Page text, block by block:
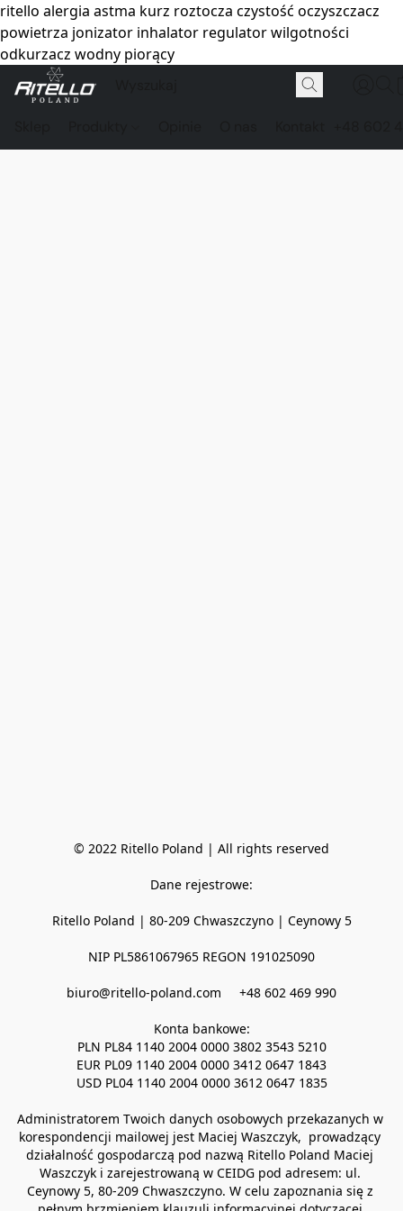
ritello alergia astma kurz roztocza czystość oczyszczacz
powietrza jonizator inhalator regulator wilgotności
odkurzacz wodny piorący
© 2022 Ritello Poland | All rights reserved
Dane rejestrowe:
Ritello Poland | 80-209 Chwaszczyno | Ceynowy 5
NIP PL5861067965 REGON 191025090
biuro@ritello-poland.com     +48 602 469 990
Konta bankowe:
PLN PL84 1140 2004 0000 3802 3543 5210
EUR PL09 1140 2004 0000 3412 0647 1843
USD PL04 1140 2004 0000 3612 0647 1835
Administratorem Twoich danych osobowych przekazanych w
korespondencji mailowej jest Maciej Waszczyk,  prowadzący
działalność gospodarczą pod nazwą Ritello Poland Maciej
Waszczyk i zarejestrowaną w CEIDG pod adresem: ul.
Ceynowy 5, 80-209 Chwaszczyno. W celu zapoznania się z